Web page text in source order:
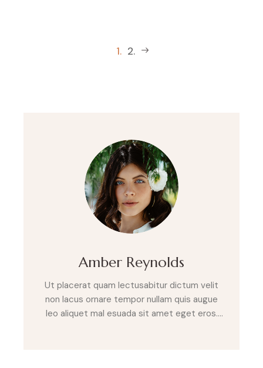
1. 2.
Amber Reynolds
Ut placerat quam lectusabitur dictum velit
non lacus ornare tempor nullam quis augue
leo aliquet mal esuada sit amet eget eros.